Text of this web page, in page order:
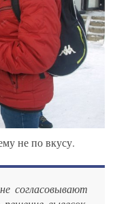
не по вкусу.
согласовывают